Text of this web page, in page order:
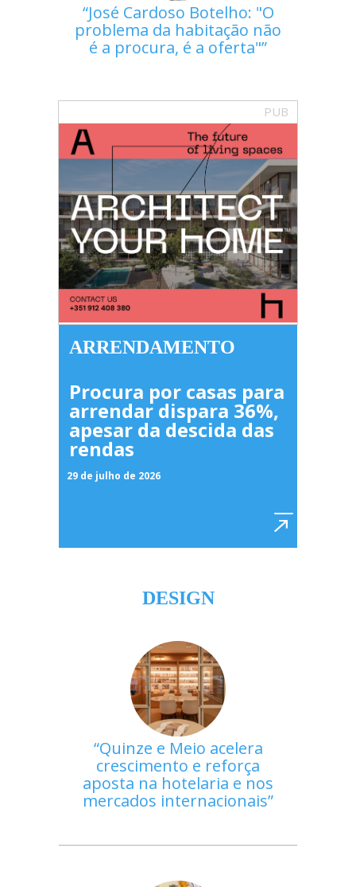
José Cardoso Botelho: "O
problema da habitação não
é a procura, é a oferta"
PUB
ARRENDAMENTO
Procura por casas para
arrendar dispara 36%,
apesar da descida das
rendas
29 de julho de 2026
DESIGN
Quinze e Meio acelera
crescimento e reforça
aposta na hotelaria e nos
mercados internacionais